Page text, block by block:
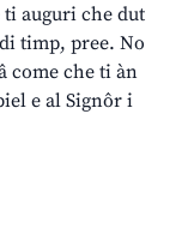
ti auguri che dut
timp, pree. No
come che ti àn
e al Signôr i